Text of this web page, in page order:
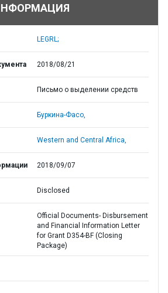
LEGRL;
2018/08/21
Письмо о выделении средств
Буркина-Фасо,
Western and Central Africa,
2018/09/07
Disclosed
Official Documents- Disbursement
and Financial Information Letter
for Grant D354-BF (Closing
Package)